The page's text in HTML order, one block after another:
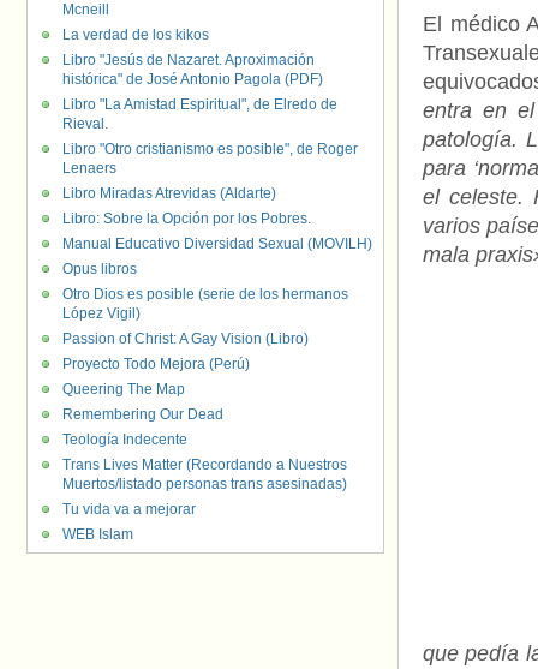
El médico
entra en el
patología.
para
el celeste.
varios
mala
que pedía
Mcneill
La verdad de los kikos
Libro "Jesús de Nazaret. Aproximación
histórica" de José Antonio Pagola (PDF)
Libro "La Amistad Espiritual", de Elredo de
Rieval.
Libro "Otro cristianismo es posible", de Roger
Lenaers
Libro Miradas Atrevidas (Aldarte)
Libro: Sobre la Opción por los Pobres.
Manual Educativo Diversidad Sexual (MOVILH)
Opus libros
Otro Dios es posible (serie de los hermanos
López Vigil)
Passion of Christ: A Gay Vision (Libro)
Proyecto Todo Mejora (Perú)
Queering The Map
Remembering Our Dead
Teología Indecente
Trans Lives Matter (Recordando a Nuestros
Muertos/listado personas trans asesinadas)
Tu vida va a mejorar
WEB Islam